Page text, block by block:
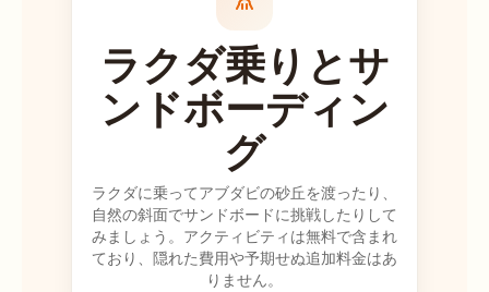
しいものにして
くれました、私
たちは今でも笑
てしまった場合
のちょっとした
ヒント。砂丘に
ラクダ乗りとサ
ンドボーディン
グ
ラクダに乗ってアブダビの砂丘を渡ったり、
自然の斜面でサンドボードに挑戦したりして
みましょう。アクティビティは無料で含まれ
ており、隠れた費用や予期せぬ追加料金はあ
りません。